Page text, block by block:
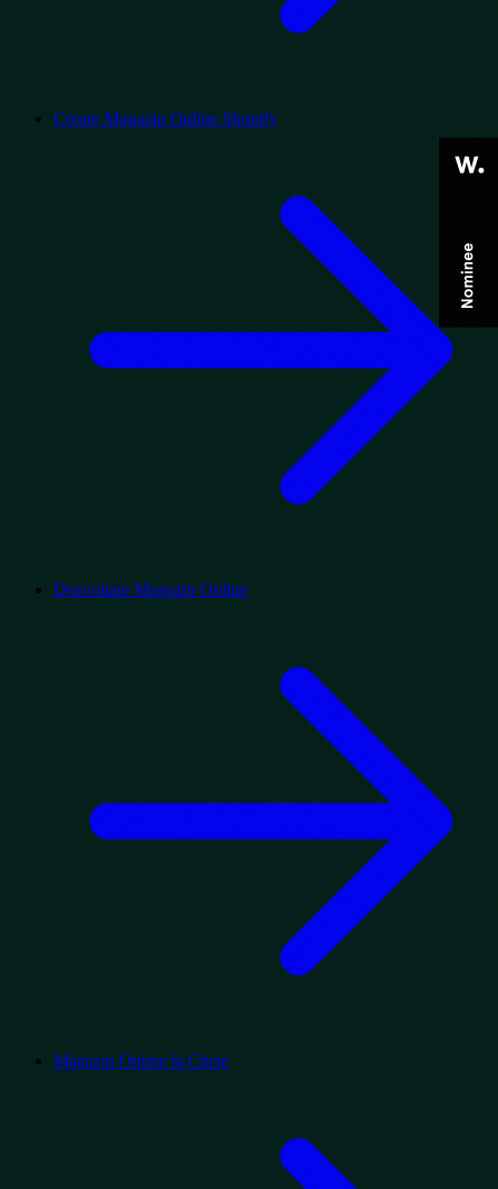
Creare Magazin Online Shopify
Dezvoltare Magazin Online
Magazin Online la Cheie